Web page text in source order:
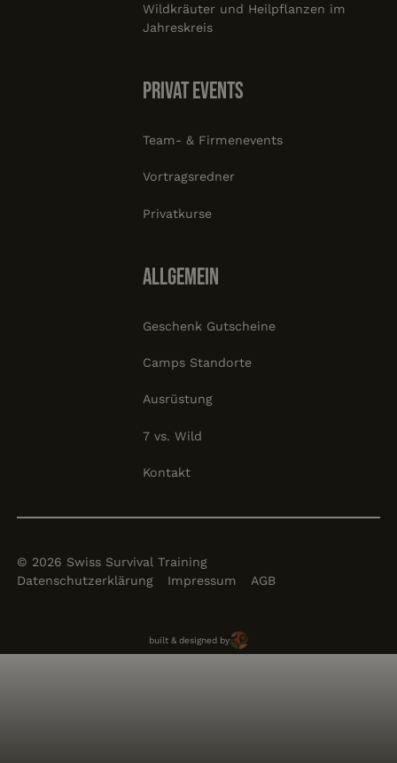
Wildkräuter und Heilpflanzen im
Jahreskreis
Privat Events
Team- & Firmenevents
Vortragsredner
Privatkurse
Allgemein
Geschenk Gutscheine
Camps Standorte
Ausrüstung
7 vs. Wild
Kontakt
© 2026 Swiss Survival Training
Datenschutzerklärung
Impressum AGB
built & designed by